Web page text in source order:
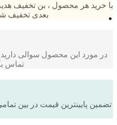
با خرید هر محصول ، بن تخفیف
بعدی تخفیف
در مورد این محصول سوالی دارید
تماس
تضمین پایینترین قیمت در بین